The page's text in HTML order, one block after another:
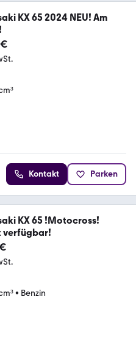
KX 65 2024 NEU! Am
Kontakt Parken
KX 65 !Motocross!
verfügbar!
• Benzin